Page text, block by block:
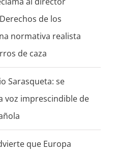
de los
normativa realista
de caza
Sarasqueta: se
voz imprescindible de
que Europa